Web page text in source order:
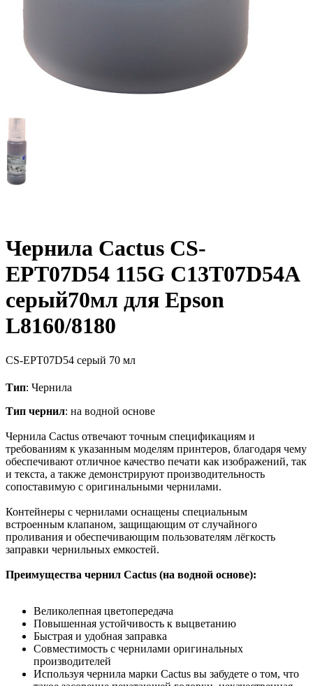
Чернила Cactus CS-
EPT07D54 115G C13T07D54A
серый70мл для Epson
L8160/8180
CS-EPT07D54 серый 70 мл
Тип: Чернила
Тип чернил: на водной основе
Чернила Cactus отвечают точным спецификациям и
требованиям к указанным моделям принтеров, благодаря чему
обеспечивают отличное качество печати как изображений, так
и текста, а также демонстрируют производительность
сопоставимую с оригинальными чернилами.
Контейнеры с чернилами оснащены специальным
встроенным клапаном, защищающим от случайного
проливания и обеспечивающим пользователям лёгкость
заправки чернильных емкостей.
Преимущества чернил Cactus (на водной основе):
Великолепная цветопередача
Повышенная устойчивость к выцветанию
Быстрая и удобная заправка
Совместимость с чернилами оригинальных
производителей
Используя чернила марки Cactus вы забудете о том, что